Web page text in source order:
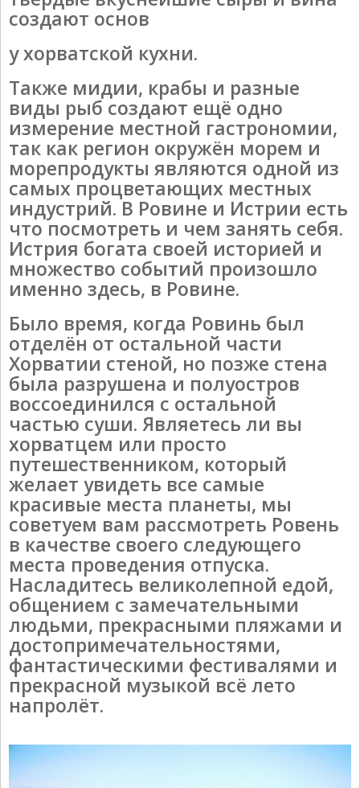
создают основ
у хорватской кухни.
Также мидии, крабы и разные
виды рыб создают ещё одно
измерение местной гастрономии,
так как регион окружён морем и
морепродукты являются одной из
самых процветающих местных
индустрий. В Ровине и Истрии есть
что посмотреть и чем занять себя.
Истрия богата своей историей и
множество событий произошло
именно здесь, в Ровине.
Было время, когда Ровинь был
отделён от остальной части
Хорватии стеной, но позже стена
была разрушена и полуостров
воссоединился с остальной
частью суши. Являетесь ли вы
хорватцем или просто
путешественником, который
желает увидеть все самые
красивые места планеты, мы
советуем вам рассмотреть Ровень
в качестве своего следующего
места проведения отпуска.
Насладитесь великолепной едой,
общением с замечательными
людьми, прекрасными пляжами и
достопримечательностями,
фантастическими фестивалями и
прекрасной музыкой всё лето
напролёт.